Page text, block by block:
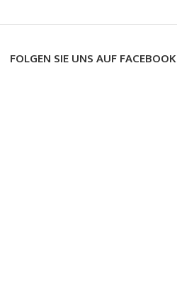
FOLGEN SIE UNS AUF FACEBOOK